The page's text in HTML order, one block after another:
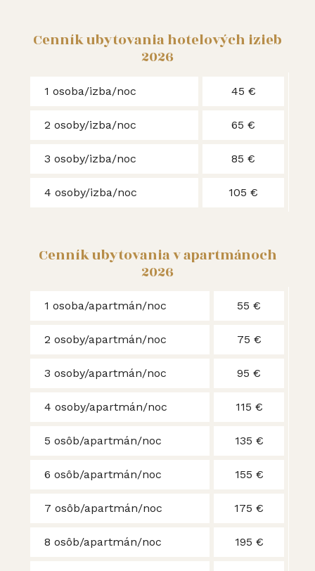
Cenník ubytovania hotelových izieb
2026
1 osoba/izba/noc 45 €
2 osoby/izba/noc 65 €
3 osoby/izba/noc 85 €
4 osoby/izba/noc 105 €
Cenník ubytovania v apartmánoch
2026
1 osoba/apartmán/noc 55 €
2 osoby/apartmán/noc 75 €
3 osoby/apartmán/noc 95 €
4 osoby/apartmán/noc 115 €
5 osôb/apartmán/noc 135 €
6 osôb/apartmán/noc 155 €
7 osôb/apartmán/noc 175 €
8 osôb/apartmán/noc 195 €